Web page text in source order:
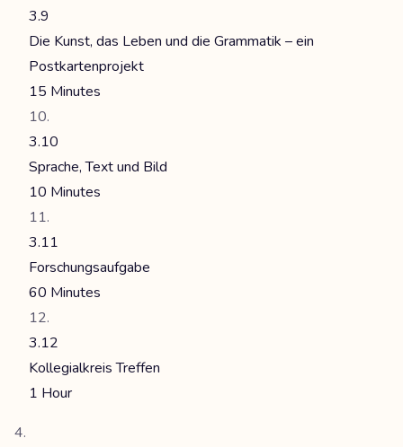
3.9
Die Kunst, das Leben und die Grammatik – ein
Postkartenprojekt
15 Minutes
3.10
Sprache, Text und Bild
10 Minutes
3.11
Forschungsaufgabe
60 Minutes
3.12
Kollegialkreis Treffen
1 Hour